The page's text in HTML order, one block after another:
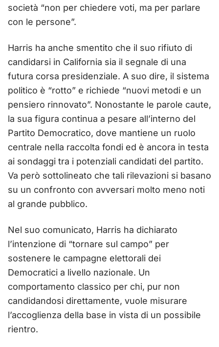
società “non per chiedere voti, ma per parlare
con le persone”.
Harris ha anche smentito che il suo rifiuto di
candidarsi in California sia il segnale di una
futura corsa presidenziale. A suo dire, il sistema
politico è “rotto” e richiede “nuovi metodi e un
pensiero rinnovato”. Nonostante le parole caute,
la sua figura continua a pesare all’interno del
Partito Democratico, dove mantiene un ruolo
centrale nella raccolta fondi ed è ancora in testa
ai sondaggi tra i potenziali candidati del partito.
Va però sottolineato che tali rilevazioni si basano
su un confronto con avversari molto meno noti
al grande pubblico.
Nel suo comunicato, Harris ha dichiarato
l’intenzione di “tornare sul campo” per
sostenere le campagne elettorali dei
Democratici a livello nazionale. Un
comportamento classico per chi, pur non
candidandosi direttamente, vuole misurare
l’accoglienza della base in vista di un possibile
rientro.